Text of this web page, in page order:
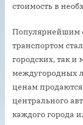
стоимость в
Популярнейшим
транспортом
городских, так и
междугородных
ценам
центрального
каждого города